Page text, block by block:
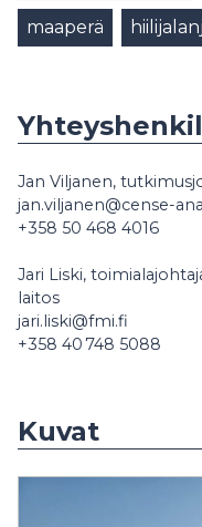
maaperä
Jan Viljanen,
jan.viljanen@cense-
+358 50 468 4016
Jari Liski,
laitos
jari.liski@fmi.fi
+358 40 748 5088
Kuvat